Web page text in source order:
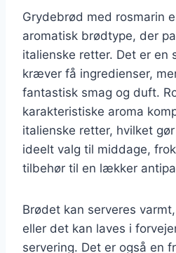
Grydebrød med rosmarin
aromatisk brødtype, der
italienske retter. Det er en
kræver få ingredienser,
fantastisk smag og duft.
karakteristiske aroma
italienske retter, hvilket
ideelt valg til middage,
tilbehør til en lækker
Brødet kan serveres
eller det kan laves i
servering. Det er også en